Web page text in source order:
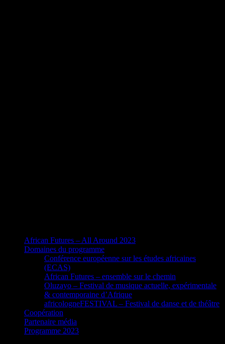
African Futures – All Around 2023
Domaines du programme
Conférence européenne sur les études africaines
(ECAS)
African Futures – ensemble sur le chemin
Oluzayo – Festival de musique actuelle, expérimentale
& contemporaine d’Afrique
africologneFESTIVAL – Festival de danse et de théâtre
Coopération
Partenaire média
Programme 2023